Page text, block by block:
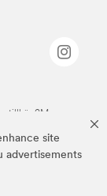
site
advertisements
tillhör 3M.